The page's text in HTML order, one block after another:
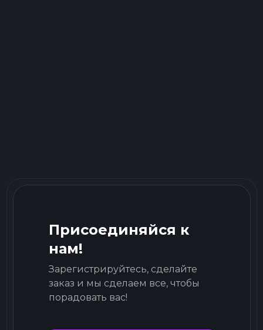
Присоединяйся к
нам!
Зарегистрируйтесь, сделайте
заказ и мы сделаем все, чтобы
порадовать вас!